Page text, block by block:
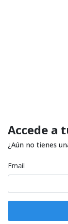
Accede a
¿Aún no tienes
Email